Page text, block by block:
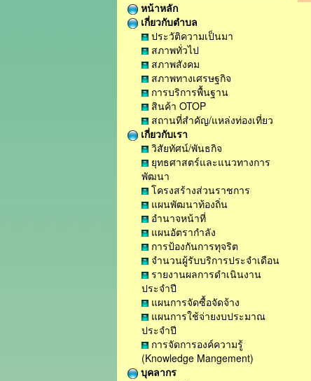
หน้าหลัก
เกี่ยวกับตำบล
ประวัติความเป็นมา
สภาพทั่วไป
สภาพสังคม
สภาพทางเศรษฐกิจ
การบริการพื้นฐาน
สินค้า OTOP
สถานที่สำคัญ/แหล่งท่องเที่ยว
เกี่ยวกับเรา
วิสัยทัศน์/พันธกิจ
ยุทธศาสตร์และแนวทางการ
พัฒนา
โครงสร้างส่วนราชการ
แผนพัฒนาท้องถิ่น
อำนาจหน้าที่
แผนอัตรากำลัง
การป้องกันการทุจริต
จำนวนผู้รับบริการประจำเดือน
รายงานผลการดำเนินงาน
ประจำปี
แผนการจัดซื้อจัดจ้าง
แผนการใช้จ่ายงบประมาณ
ประจำปี
การจัดการองค์ความรู้
(Knowledge Mangement)
บุคลากร